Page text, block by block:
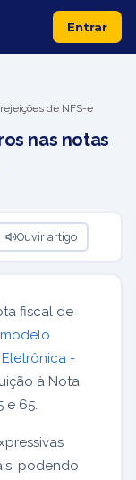
Entrar
de NFS-e
nas notas
Ouvir artigo
fiscal de
modelo
-
à Nota
e 65.
podendo